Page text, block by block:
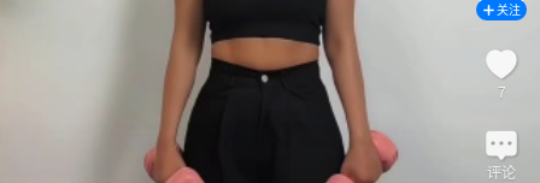
关注
7
评论